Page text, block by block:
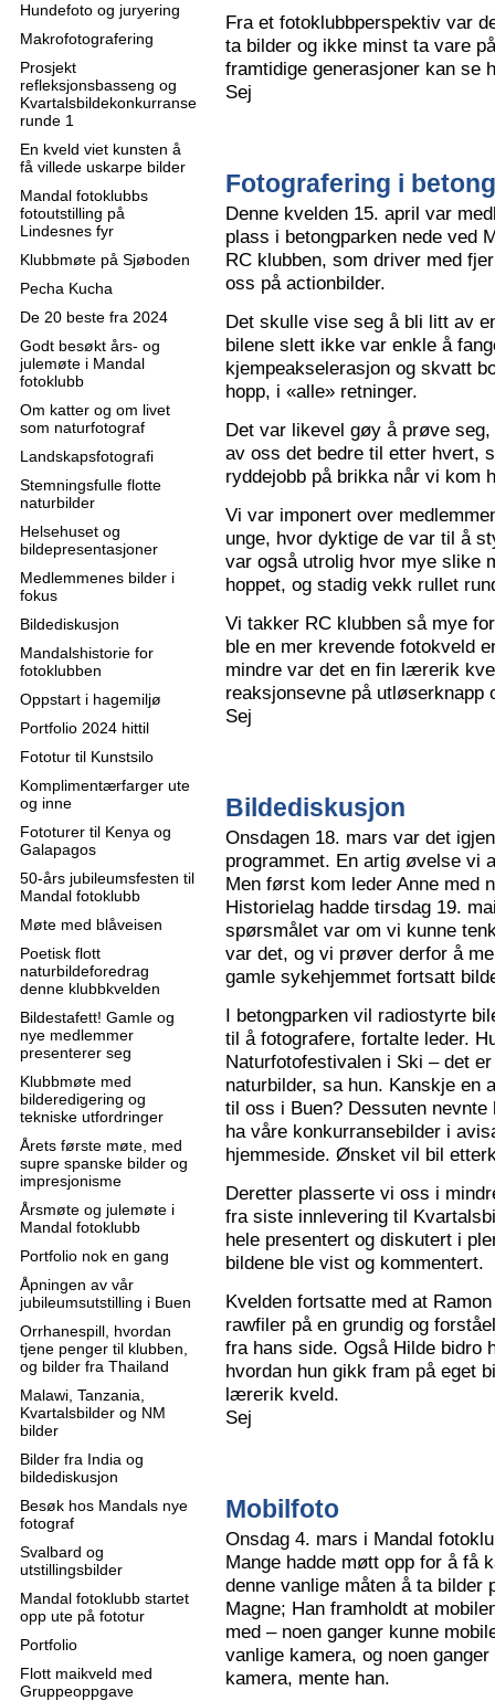
Hundefoto og juryering
Makrofotografering
Prosjekt
refleksjonsbasseng og
Kvartalsbildekonkurranse
runde 1
En kveld viet kunsten å
få villede uskarpe bilder
Mandal fotoklubbs
fotoutstilling på
Lindesnes fyr
Klubbmøte på Sjøboden
Pecha Kucha
De 20 beste fra 2024
Godt besøkt års- og
julemøte i Mandal
fotoklubb
Om katter og om livet
som naturfotograf
Landskapsfotografi
Stemningsfulle flotte
naturbilder
Helsehuset og
bildepresentasjoner
Medlemmenes bilder i
fokus
Bildediskusjon
Mandalshistorie for
fotoklubben
Oppstart i hagemiljø
Portfolio 2024 hittil
Fototur til Kunstsilo
Komplimentærfarger ute
og inne
Fototurer til Kenya og
Galapagos
50-års jubileumsfesten til
Mandal fotoklubb
Møte med blåveisen
Poetisk flott
naturbildeforedrag
denne klubbkvelden
Bildestafett! Gamle og
nye medlemmer
presenterer seg
Klubbmøte med
bilderedigering og
tekniske utfordringer
Årets første møte, med
supre spanske bilder og
impresjonisme
Årsmøte og julemøte i
Mandal fotoklubb
Portfolio nok en gang
Åpningen av vår
jubileumsutstilling i Buen
Orrhanespill, hvordan
tjene penger til klubben,
og bilder fra Thailand
Malawi, Tanzania,
Kvartalsbilder og NM
bilder
Bilder fra India og
bildediskusjon
Besøk hos Mandals nye
fotograf
Svalbard og
utstillingsbilder
Mandal fotoklubb startet
opp ute på fototur
Portfolio
Flott maikveld med
Gruppeoppgave
Fra et fotoklubbperspektiv var
ta bilder og ikke minst ta vare
framtidige generasjoner kan se
Sej
Fotografering i
Denne kvelden 15. april var
plass i betongparken nede ved
RC klubben, som driver med
oss på actionbilder.
Det skulle vise seg å bli litt av
bilene slett ikke var enkle å
kjempeakselerasjon og skvatt
hopp, i «alle» retninger.
Det var likevel gøy å prøve
av oss det bedre til etter hvert,
ryddejobb på brikka når vi kom
Vi var imponert over
unge, hvor dyktige de var til å
var også utrolig hvor mye slike
hoppet, og stadig vekk rullet
Vi takker RC klubben så mye
ble en mer krevende fotokveld
mindre var det en fin lærerik
reaksjonsevne på utløserknapp
Sej
Bildediskusjon
Onsdagen 18. mars var det
programmet. En artig øvelse vi
Men først kom leder Anne med
Historielag hadde tirsdag 19.
spørsmålet var om vi kunne
var det, og vi prøver derfor å
gamle sykehjemmet fortsatt
I betongparken vil radiostyrte
til å fotografere, fortalte leder.
Naturfotofestivalen i Ski – det
naturbilder, sa hun. Kanskje en
til oss i Buen? Dessuten
ha våre konkurransebilder i
hjemmeside. Ønsket vil bil
Deretter plasserte vi oss i
fra siste innlevering til
hele presentert og diskutert i
bildene ble vist og kommentert.
Kvelden fortsatte med at
rawfiler på en grundig og
fra hans side. Også Hilde bidro
hvordan hun gikk fram på eget
lærerik kveld.
Sej
Mobilfoto
Onsdag 4. mars i Mandal
Mange hadde møtt opp for å få
denne vanlige måten å ta bilder
Magne; Han framholdt at
med – noen ganger kunne
vanlige kamera, og noen
kamera, mente han.